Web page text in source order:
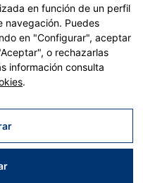
Resiliencia – Financiado por
por el Reglamento (UE)
Consejo, de 12 de febrero
en función de un perfil
navegación. Puedes
en "Configurar", aceptar
o rechazarlas
información consulta
.